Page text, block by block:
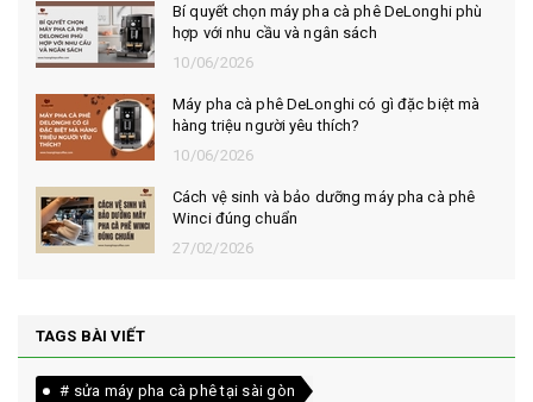
Bí quyết chọn máy pha cà phê DeLonghi phù
hợp với nhu cầu và ngân sách
10/06/2026
Máy pha cà phê DeLonghi có gì đặc biệt mà
hàng triệu người yêu thích?
10/06/2026
Cách vệ sinh và bảo dưỡng máy pha cà phê
Winci đúng chuẩn
27/02/2026
TAGS BÀI VIẾT
# sửa máy pha cà phê tại sài gòn